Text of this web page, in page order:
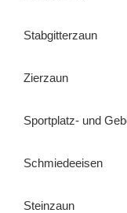
Stabgitterzaun
Zierzaun
Sportplatz- und
Schmiedeeisen
Steinzaun